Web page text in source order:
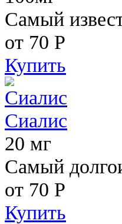
Самый
от 70 Р
Купить
Сиалис
20 мг
Самый
от 70 Р
Купить